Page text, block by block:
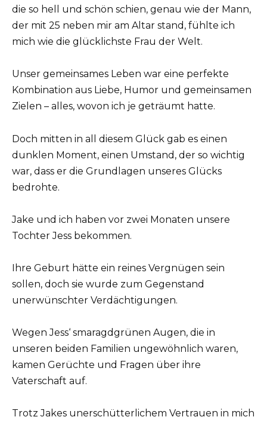
die so hell und schön schien, genau wie der Mann,
der mit 25 neben mir am Altar stand, fühlte ich
mich wie die glücklichste Frau der Welt.
Unser gemeinsames Leben war eine perfekte
Kombination aus Liebe, Humor und gemeinsamen
Zielen – alles, wovon ich je geträumt hatte.
Doch mitten in all diesem Glück gab es einen
dunklen Moment, einen Umstand, der so wichtig
war, dass er die Grundlagen unseres Glücks
bedrohte.
Jake und ich haben vor zwei Monaten unsere
Tochter Jess bekommen.
Ihre Geburt hätte ein reines Vergnügen sein
sollen, doch sie wurde zum Gegenstand
unerwünschter Verdächtigungen.
Wegen Jess‘ smaragdgrünen Augen, die in
unseren beiden Familien ungewöhnlich waren,
kamen Gerüchte und Fragen über ihre
Vaterschaft auf.
Trotz Jakes unerschütterlichem Vertrauen in mich